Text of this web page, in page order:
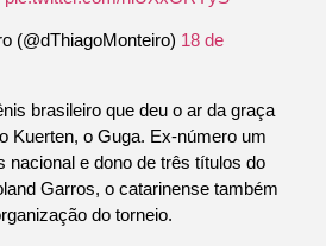
(@dThiagoMonteiro) 18 de
brasileiro que deu o ar da graça
Kuerten, o Guga. Ex-número um
nacional e dono de três títulos do
Garros, o catarinense também
do torneio.